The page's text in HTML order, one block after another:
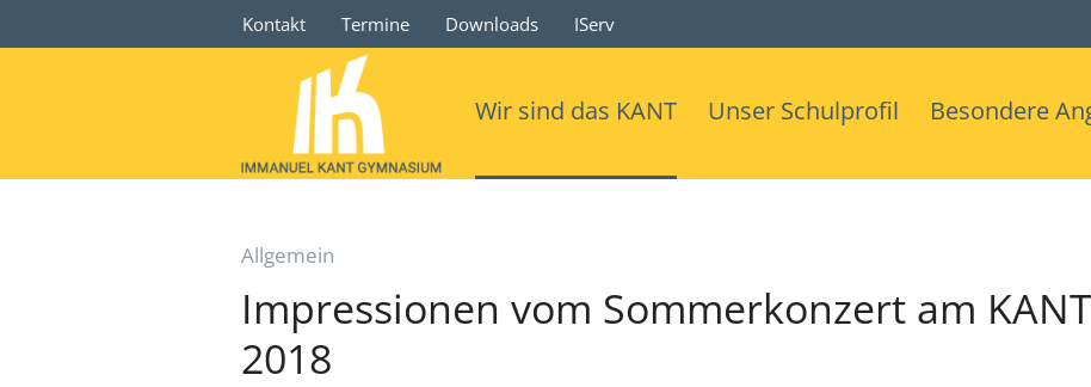
Kontakt Termine Downloads IServ
Wir sind das KANT Unser Schulprofil Besondere
Allgemein
Impressionen vom Sommerkonzert am
2018